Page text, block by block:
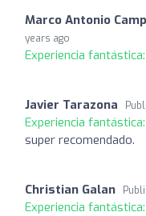
Marco Antonio
years ago
Experiencia fantástica:
Javier Tarazona
Experiencia fantástica:
super recomendado.
Christian Galan
Experiencia fantástica: